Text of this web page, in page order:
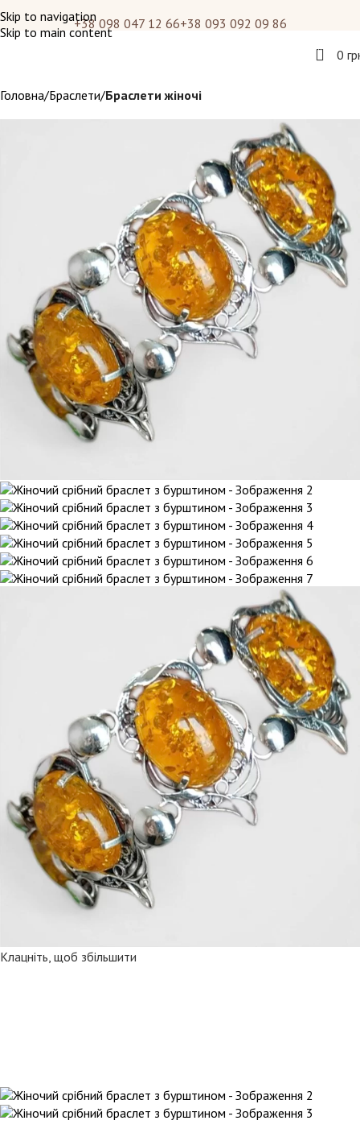
Skip to navigation
Skip to main content
+38 098 047 12 66+38 093 092 09 86
0 0
Головна Браслети Браслети жіночі
Клацніть, щоб збільшити